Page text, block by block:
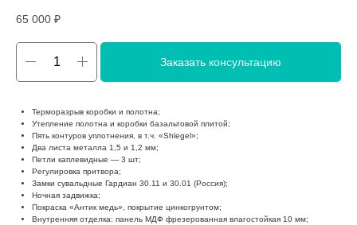
65 000 ₽
Заказать консультацию
Терморазрыв коробки и полотна;
Утепление полотна и коробки базальтовой плитой;
Пять контуров уплотнения, в т.ч. «Shlegel»;
Два листа металла 1,5 и 1,2 мм;
Петли каплевидные — 3 шт;
Регулировка притвора;
Замки сувальдные Гардиан 30.11 и 30.01 (Россия);
Ночная задвижка;
Покраска «Антик медь», покрытие цинкогрунтом;
Внутренняя отделка: панель МДФ фрезерованная влагостойкая 10 мм;